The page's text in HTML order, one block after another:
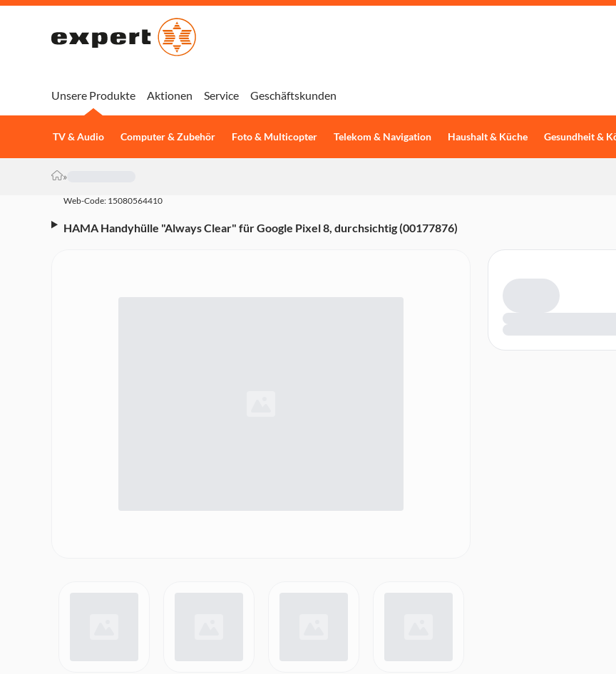
Unsere Produkte
TV & Audio Computer & Zubehör Foto & Multicopter Telekom & Navigation Haushalt & Küche Gesundheit &
Aktionen Service Geschäftskunden
»
Web-Code: 15080564410
HAMA Handyhülle "Always Clear" für Google Pixel 8, durchsichtig (00177876)